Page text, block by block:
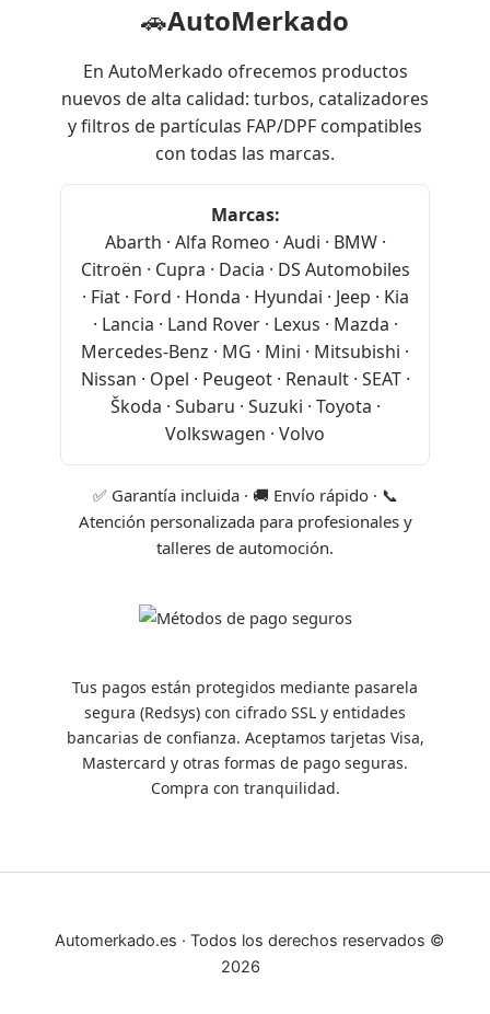
🚗AutoMerkado
En AutoMerkado ofrecemos productos
nuevos de alta calidad: turbos, catalizadores
y filtros de partículas FAP/DPF compatibles
con todas las marcas.
Marcas:
Abarth · Alfa Romeo · Audi · BMW ·
Citroën · Cupra · Dacia · DS Automobiles
· Fiat · Ford · Honda · Hyundai · Jeep · Kia
· Lancia · Land Rover · Lexus · Mazda ·
Mercedes-Benz · MG · Mini · Mitsubishi ·
Nissan · Opel · Peugeot · Renault · SEAT ·
Škoda · Subaru · Suzuki · Toyota ·
Volkswagen · Volvo
✅ Garantía incluida · 🚚 Envío rápido · 📞
Atención personalizada para profesionales y
talleres de automoción.
Tus pagos están protegidos mediante pasarela
segura (Redsys) con cifrado SSL y entidades
bancarias de confianza. Aceptamos tarjetas Visa,
Mastercard y otras formas de pago seguras.
Compra con tranquilidad.
Automerkado.es · Todos los derechos reservados ©
2026